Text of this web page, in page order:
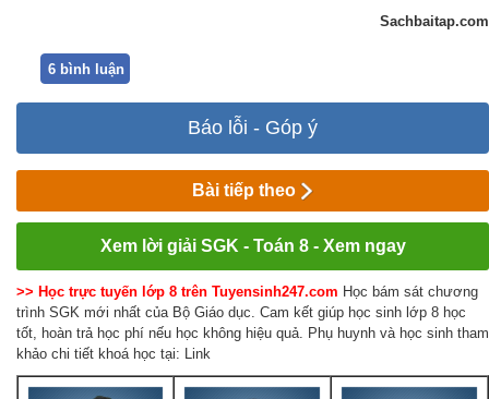
Sachbaitap.com
6 bình luận
Báo lỗi - Góp ý
Bài tiếp theo
Xem lời giải SGK - Toán 8 - Xem ngay
>> Học trực tuyến lớp 8 trên Tuyensinh247.com Học bám sát chương
trình SGK mới nhất của Bộ Giáo dục. Cam kết giúp học sinh lớp 8 học
tốt, hoàn trả học phí nếu học không hiệu quả. Phụ huynh và học sinh tham
khảo chi tiết khoá học tại: Link